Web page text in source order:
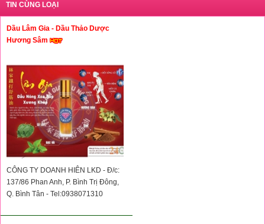
TIN CÙNG LOẠI
Dầu Lâm Gia - Dầu Thảo Dược
Hương Sâm
CÔNG TY DOANH HIÊN LKD - Đ/c:
137/86 Phan Anh, P. Bình Trị Đông,
Q. Bình Tân - Tel:0938071310